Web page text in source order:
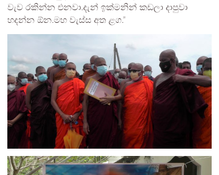
වැව රකින්න එනවා.දැන් ඉක්මනින් කඩලා දාපුවා
හදන්න ඕන.මහ වැස්ස අත ළග.”